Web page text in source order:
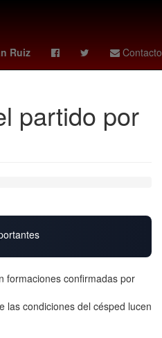
Ruiz Contacto
partido por
formaciones confirmadas por
las condiciones del césped lucen